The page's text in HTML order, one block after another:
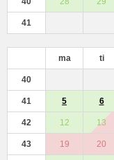
41
ma ti
40
41 5 6
42 12 13
43 19 20